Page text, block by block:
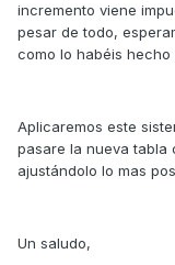
incremento viene
pesar de todo,
como lo habéis hecho
Aplicaremos este
pasare la nueva tabla
ajustándolo lo mas
Un saludo,